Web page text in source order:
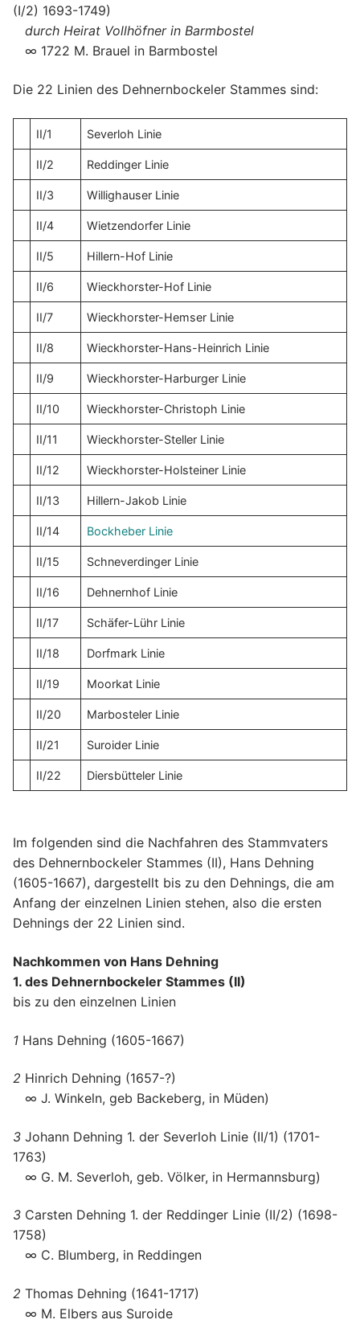
(I/2) 1693-1749)
durch Heirat Vollhöfner in Barmbostel
∞ 1722 M. Brauel in Barmbostel
Die 22 Linien des Dehnernbockeler Stammes sind:
II/1 Severloh Linie
II/2 Reddinger Linie
II/3 Willighauser Linie
II/4 Wietzendorfer Linie
II/5 Hillern-Hof Linie
II/6 Wieckhorster-Hof Linie
II/7 Wieckhorster-Hemser Linie
II/8 Wieckhorster-Hans-Heinrich Linie
II/9 Wieckhorster-Harburger Linie
II/10 Wieckhorster-Christoph Linie
II/11 Wieckhorster-Steller Linie
II/12 Wieckhorster-Holsteiner Linie
II/13 Hillern-Jakob Linie
II/14 Bockheber Linie
II/15 Schneverdinger Linie
II/16 Dehnernhof Linie
II/17 Schäfer-Lühr Linie
II/18 Dorfmark Linie
II/19 Moorkat Linie
II/20 Marbosteler Linie
II/21 Suroider Linie
II/22 Diersbütteler Linie
Im folgenden sind die Nachfahren des Stammvaters
des Dehnernbockeler Stammes (II), Hans Dehning
(1605-1667), dargestellt bis zu den Dehnings, die am
Anfang der einzelnen Linien stehen, also die ersten
Dehnings der 22 Linien sind.
Nachkommen von Hans Dehning
1. des Dehnernbockeler Stammes (II)
bis zu den einzelnen Linien
1 Hans Dehning (1605-1667)
2 Hinrich Dehning (1657-?)
∞ J. Winkeln, geb Backeberg, in Müden)
3 Johann Dehning 1. der Severloh Linie (II/1) (1701-
1763)
∞ G. M. Severloh, geb. Völker, in Hermannsburg)
3 Carsten Dehning 1. der Reddinger Linie (II/2) (1698-
1758)
∞ C. Blumberg, in Reddingen
2 Thomas Dehning (1641-1717)
∞ M. Elbers aus Suroide